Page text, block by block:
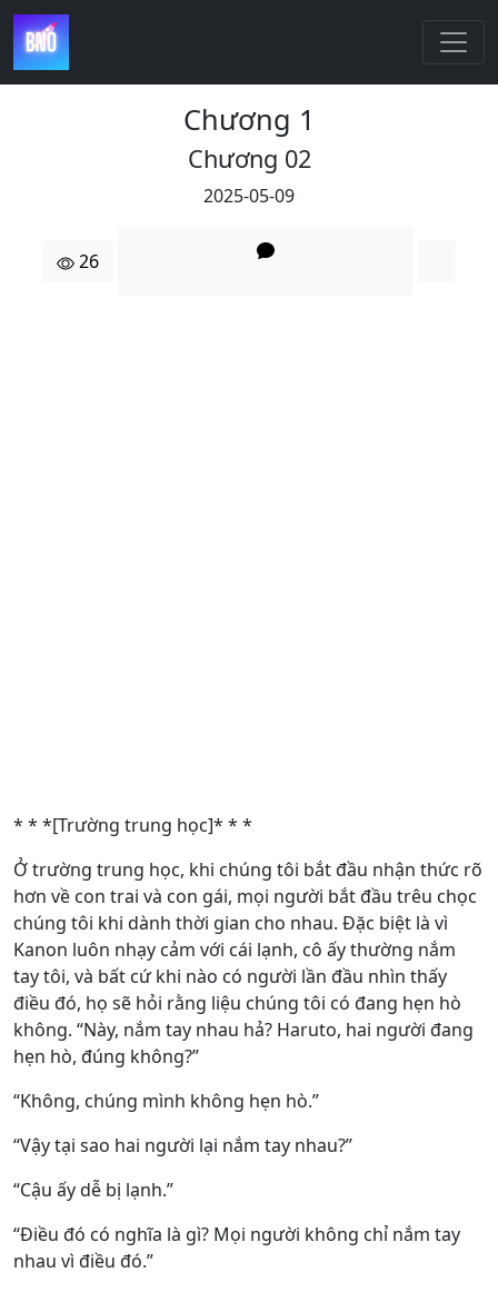
Chương 1
Chương 02
2025-05-09
26
* * *[Trường trung học]* * *
Ở trường trung học, khi chúng tôi bắt đầu nhận thức rõ
hơn về con trai và con gái, mọi người bắt đầu trêu chọc
chúng tôi khi dành thời gian cho nhau. Đặc biệt là vì
Kanon luôn nhạy cảm với cái lạnh, cô ấy thường nắm
tay tôi, và bất cứ khi nào có người lần đầu nhìn thấy
điều đó, họ sẽ hỏi rằng liệu chúng tôi có đang hẹn hò
không. “Này, nắm tay nhau hả? Haruto, hai người đang
hẹn hò, đúng không?”
“Không, chúng mình không hẹn hò.”
“Vậy tại sao hai người lại nắm tay nhau?”
“Cậu ấy dễ bị lạnh.”
“Điều đó có nghĩa là gì? Mọi người không chỉ nắm tay
nhau vì điều đó.”